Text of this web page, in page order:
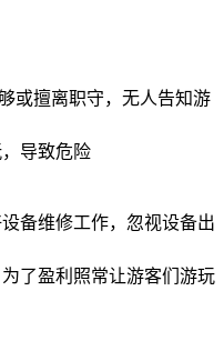
或擅离职守，无人告知游
导致危险
备维修工作，忽视设备出
了盈利照常让游客们游玩